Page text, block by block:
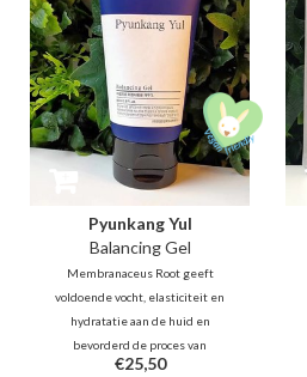
Pyunkang Yul
Balancing Gel
Membranaceus Root geeft
voldoende vocht, elasticiteit en
hydratatie aan de huid en
bevorderd de proces van
cellenvernieuwing. De honing-
€25,50